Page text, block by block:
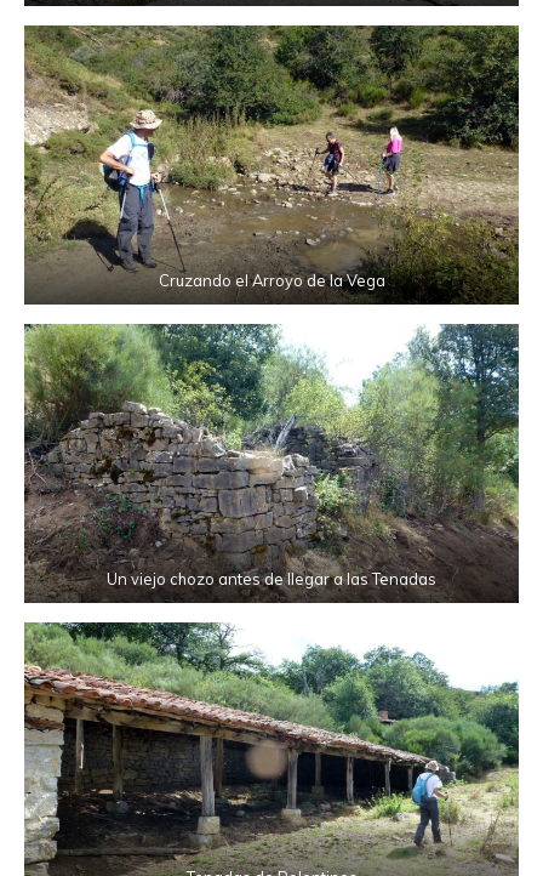
Cruzando el Arroyo de la Vega
Un viejo chozo antes de llegar a las Tenadas